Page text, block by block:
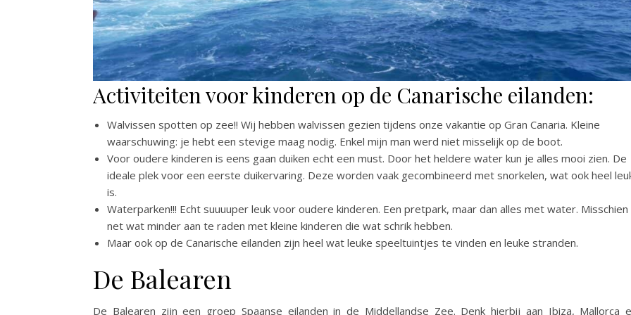
Activiteiten voor kinderen op de Canarische eilanden:
Walvissen spotten op zee!! Wij hebben walvissen gezien tijdens onze vakantie op Gran Canaria. Kleine
waarschuwing: je hebt een stevige maag nodig. Enkel mijn man werd niet misselijk op de boot.
Voor oudere kinderen is eens gaan duiken echt een must. Door het heldere water kun je alles mooi zien. De
ideale plek voor een eerste duikervaring. Deze worden vaak gecombineerd met snorkelen, wat ook heel
is.
Waterparken!!! Echt suuuuper leuk voor oudere kinderen. Een pretpark, maar dan alles met water. Misschien
net wat minder aan te raden met kleine kinderen die wat schrik hebben.
Maar ook op de Canarische eilanden zijn heel wat leuke speeltuintjes te vinden en leuke stranden.
De Balearen
De Balearen zijn een groep Spaanse eilanden in de Middellandse Zee. Denk hierbij aan Ibiza, Mallorca